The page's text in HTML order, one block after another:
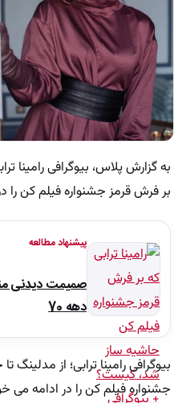
به گزارش پلاس، بیوگرافی رامینا
بر فرش قرمز جشنواره فیلم کن را
پیشنهاد مطالعه
صمیمت دیدنی
دهه 70
بیوگرافی رامینا ترابی؛ از
جشنواره فیلم کن را در ادامه می